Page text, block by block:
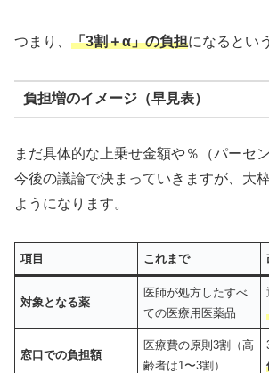
つまり、 「3割＋α」の負担になるとい
負担増のイメージ（早見表）
まだ具体的な上乗せ金額や％（パーセ
今後の議論で決まっていきますが、大
ようになります。
項目 これまで
対象となる薬
医師が処方したすべ
ての医療用医薬品
窓口での負担額
医療費の原則3割（高
齢者は1〜3割）